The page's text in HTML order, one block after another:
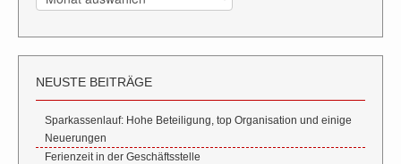
NEUSTE BEITRÄGE
Sparkassenlauf: Hohe Beteiligung, top Organisation und einige
Neuerungen
Ferienzeit in der Geschäftsstelle